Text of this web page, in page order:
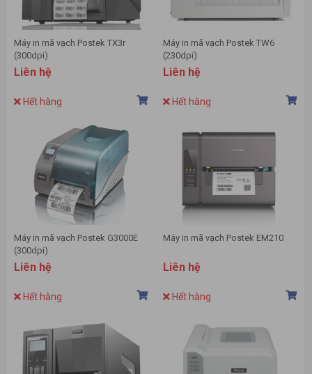
Máy in mã vạch Postek TX3r
(300dpi)
Liên hệ
Hết hàng
Máy in mã vạch Postek TW6
(230dpi)
Liên hệ
Hết hàng
Máy in mã vạch Postek G3000E
(300dpi)
Liên hệ
Hết hàng
Máy in mã vạch Postek EM210
Liên hệ
Hết hàng